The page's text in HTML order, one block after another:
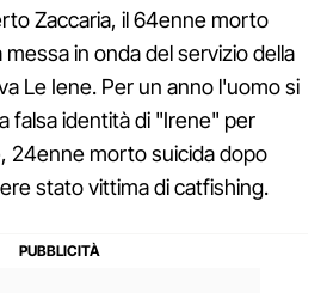
Zaccaria, il 64enne morto
messa in onda del servizio della
Le Iene. Per un anno l'uomo si
falsa identità di "Irene" per
24enne morto suicida dopo
stato vittima di catfishing.